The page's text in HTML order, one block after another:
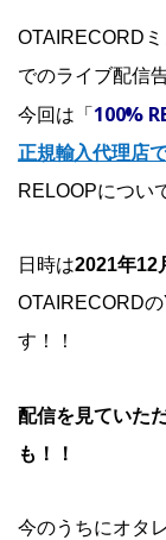
OTAIRECORD
でのライブ配信
今回は「 100%
正規輸入代理店
RELOOPについ
日時は2021年12
OTAIRECORD
す！！
配信を見ていた
も！！
今のうちにオタ